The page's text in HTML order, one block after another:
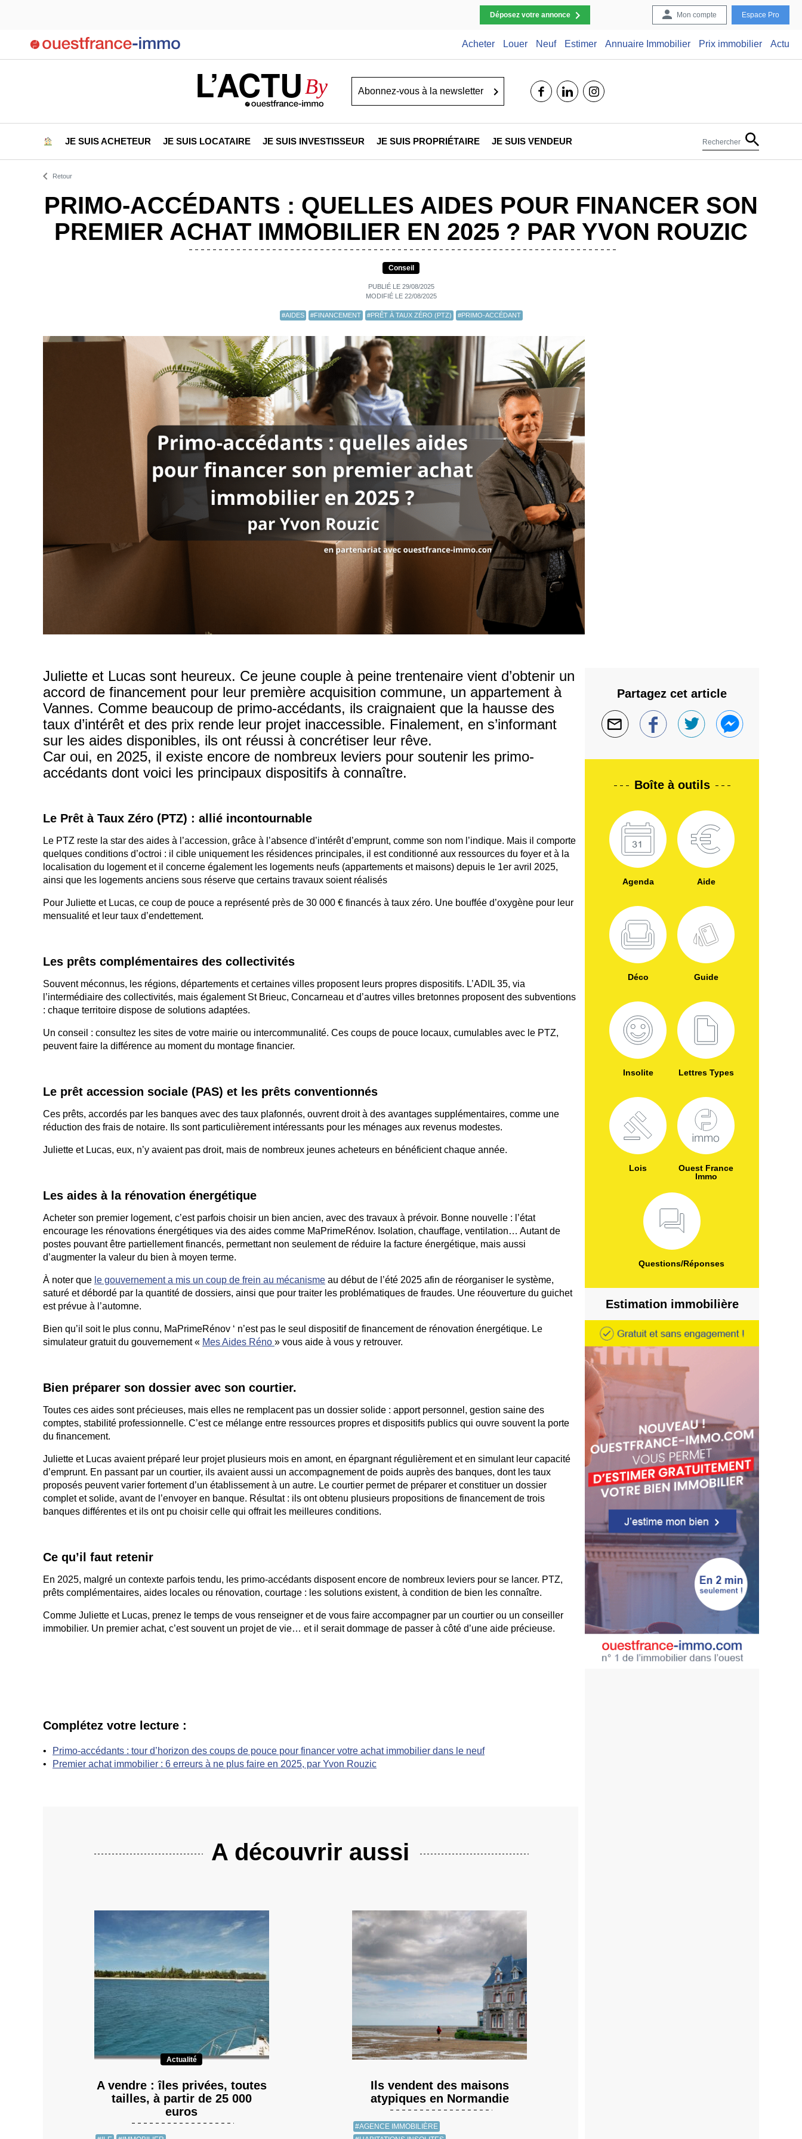
Déposez votre annonce Mon compte Espace Pro
Acheter Louer Neuf Estimer Annuaire Immobilier Prix immobilier Actu
L’ACTU By facebooklinkedin
JE SUIS ACHETEUR JE SUIS LOCATAIRE JE SUIS INVESTISSEUR JE SUIS PROPRIÉTAIRE JE SUIS VENDEUR Rechercher
Retour
PRIMO-ACCÉDANTS : QUELLES AIDES POUR FINANCER SON
PREMIER ACHAT IMMOBILIER EN 2025 ? PAR YVON ROUZIC
Conseil
PUBLIÉ LE 29/08/2025
MODIFIÉ LE 22/08/2025
#AIDES #FINANCEMENT #PRÊT À TAUX ZÉRO (PTZ) #PRIMO-ACCÉDANT
Juliette et Lucas sont heureux. Ce jeune couple à peine trentenaire vient d’obtenir un
accord de financement pour leur première acquisition commune, un appartement à
Vannes. Comme beaucoup de primo-accédants, ils craignaient que la hausse des
taux d’intérêt et des prix rende leur projet inaccessible. Finalement, en s’informant
sur les aides disponibles, ils ont réussi à concrétiser leur rêve.
Car oui, en 2025, il existe encore de nombreux leviers pour soutenir les primo-
accédants dont voici les principaux dispositifs à connaître.
Le Prêt àTaux Zéro (PTZ) : allié incontournable
Le PTZ reste la star des aides à l’accession, grâce à l’absence d’intérêt d’emprunt, comme son nom l’indique. Mais il comporte
quelques conditions d’octroi : il cible uniquement les résidences principales, il est conditionné aux ressources du foyer et à la
localisation du logement et il concerne également les logements neufs (appartements et maisons) depuis le 1er avril 2025,
ainsi que les logements anciens sous réserve que certains travaux soient réalisés
Pour Juliette et Lucas, ce coup de pouce a représenté près de 30 000 € financés à taux zéro. Une bouffée d’oxygène pour leur
mensualité et leur taux d’endettement.
Les prêts compl émentaires des collectivités
Souvent méconnus, les régions, départements et certaines villes proposent leurs propres dispositifs. L’ADIL 35, via
l’intermédiaire des collectivités, mais également St Brieuc, Concarneau et d’autres villes bretonnes proposent des subventions
: chaque territoire dispose de solutions adaptées.
Un conseil : consultez les sites de votre mairie ou intercommunalité. Ces coups de pouce locaux, cumulables avec le PTZ,
peuvent faire la différence au moment du montage financier.
Le prêt accession sociale (PAS) et les prêts conventionnés
Ces prêts, accordés par les banques avec des taux plafonnés, ouvrent droit à des avantages supplémentaires, comme une
réduction des frais de notaire. Ils sont particulièrement intéressants pour les ménages aux revenus modestes.
Juliette et Lucas, eux, n’y avaient pas droit, mais de nombreux jeunes acheteurs en bénéficient chaque année.
Les aides àla rénovation énergétique
Acheter son premier logement, c’est parfois choisir un bien ancien, avec des travaux à prévoir. Bonne nouvelle : l’état
encourage les rénovations énergétiques via des aides comme MaPrimeRénov. Isolation, chauffage, ventilation… Autant de
postes pouvant être partiellement financés, permettant non seulement de réduire la facture énergétique, mais aussi
d’augmenter la valeur du bien à moyen terme.
À noter que le gouvernement a mis un coup de frein au mécanisme au début de l’été 2025 afin de réorganiser le système,
saturé et débordé par la quantité de dossiers, ainsi que pour traiter les problématiques de fraudes. Une réouverture du guichet
est prévue à l’automne.
Bien qu’il soit le plus connu, MaPrimeRénov ‘ n’est pas le seul dispositif de financement de rénovation énergétique. Le
simulateur gratuit du gouvernement « Mes Aides Réno » vous aide à vous y retrouver.
Bien préparer son dossier avec son courtier.
Toutes ces aides sont précieuses, mais elles ne remplacent pas un dossier solide : apport personnel, gestion saine des
comptes, stabilité professionnelle. C’est ce mélange entre ressources propres et dispositifs publics qui ouvre souvent la porte
du financement.
Juliette et Lucas avaient préparé leur projet plusieurs mois en amont, en épargnant régulièrement et en simulant leur capacité
d’emprunt. En passant par un courtier, ils avaient aussi un accompagnement de poids auprès des banques, dont les taux
proposés peuvent varier fortement d’un établissement à un autre. Le courtier permet de préparer et constituer un dossier
complet et solide, avant de l’envoyer en banque. Résultat : ils ont obtenu plusieurs propositions de financement de trois
banques différentes et ils ont pu choisir celle qui offrait les meilleures conditions.
Ce qu’il faut retenir
En 2025, malgré un contexte parfois tendu, les primo-accédants disposent encore de nombreux leviers pour se lancer. PTZ,
prêts complémentaires, aides locales ou rénovation, courtage : les solutions existent, à condition de bien les connaître.
Comme Juliette et Lucas, prenez le temps de vous renseigner et de vous faire accompagner par un courtier ou un conseiller
immobilier. Un premier achat, c’est souvent un projet de vie… et il serait dommage de passer à côté d’une aide précieuse.
Complétez votre lecture :
Primo-accédants : tour d’horizon des coups de pouce pour financer votre achat immobilier dans le neuf
Premier achat immobilier : 6 erreurs à ne plus faire en 2025, par Yvon Rouzic
A découvrir aussi
Actualité
A vendre : îles privées, toutes
tailles, à partir de 25 000
euros
Ils vendent des maisons
atypiques en Normandie
#AGENCE IMMOBILIÈRE
Partagez cet article
Boîte à outils
Agenda Aide
Déco Guide
Insolite Lettres Types
Lois
Ouest France
Immo
Questions/Réponses
Estimation immobilière